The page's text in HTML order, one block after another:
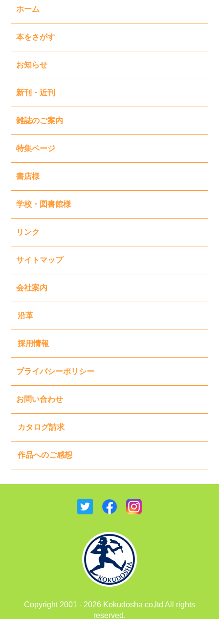
ホーム
本をさがす
お知らせ
新刊・近刊
雑誌のご案内
特集ページ
書店様
学校・図書館様
リンク
サイトマップ
会社案内
沿革
採用情報
プライバシーポリシー
お問い合わせ
カタログ請求
作品へのご感想
Copyright 2001 - 2026 Kokudosha co,ltd All rights
reserved.